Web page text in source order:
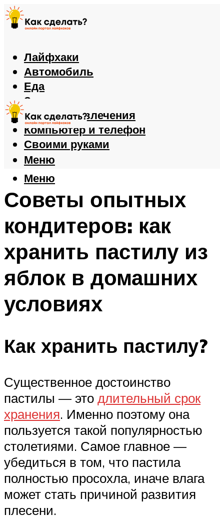
Лайфхаки
Автомобиль
Еда
Здоровье
Игры и развлечения
Компьютер и телефон
Своими руками
Меню
Меню
Советы опытных
кондитеров: как
хранить пастилу из
яблок в домашних
условиях
Как хранить пастилу?
Существенное достоинство
пастилы — это длительный срок
хранения. Именно поэтому она
пользуется такой популярностью
столетиями. Самое главное —
убедиться в том, что пастила
полностью просохла, иначе влага
может стать причиной развития
плесени.